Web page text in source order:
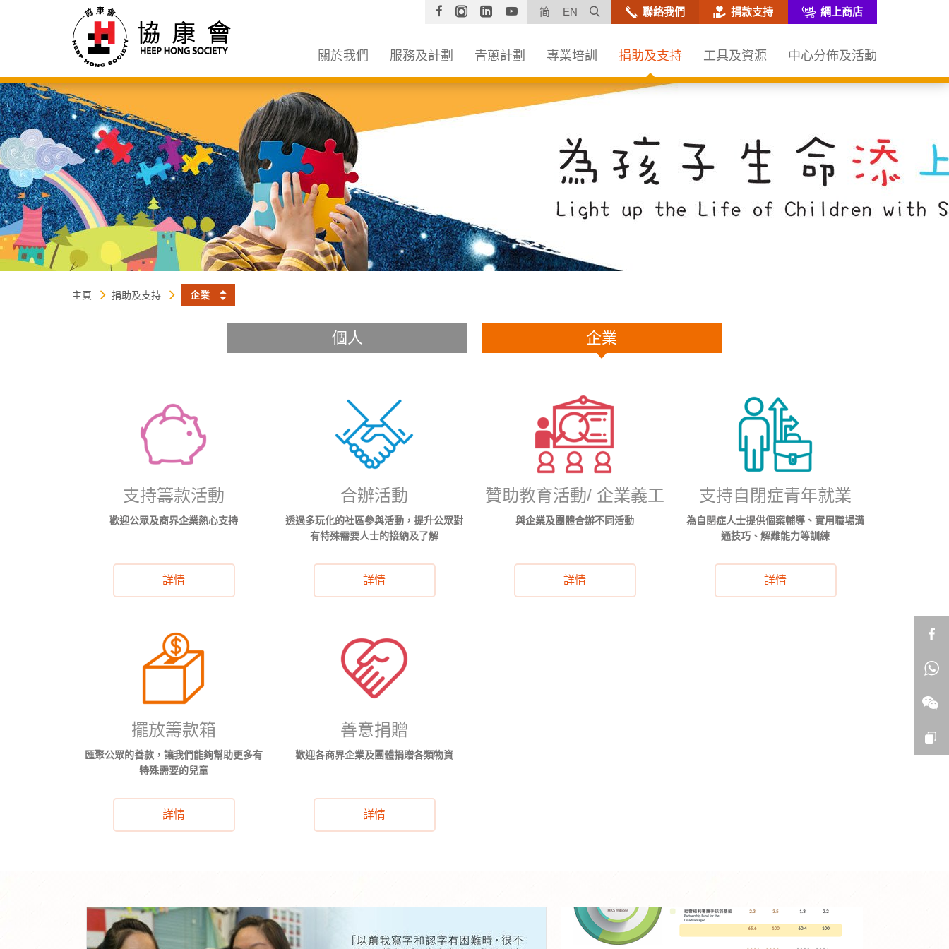
FacebookInstagram
LinkedinYouTube
简 EN 打開網站搜尋框
聯絡我們 捐款支持 網上商店
關於我們 服務及計劃 青蔥計劃 專業培訓 捐助及支持 工具及資源 中心分佈及活動
主
内
容
開
始
協
康
會
主頁 捐助及支持 企業
個人 企業
支持籌款活動
歡迎公眾及商界企業熱心支持
詳情
合辦活動
透過多玩化的社區參與活動，提升公眾對
有特殊需要人士的接納及了解
詳情
贊助教育活動/ 企業義工
與企業及團體合辦不同活動
詳情
支持自閉症青年就業
為自閉症人士提供個案輔導、實用職場溝
通技巧、解難能力等訓練
詳情
擺放籌款箱
匯聚公眾的善款，讓我們能夠幫助更多有
特殊需要的兒童
詳情
善意捐贈
歡迎各商界企業及團體捐贈各類物資
詳情